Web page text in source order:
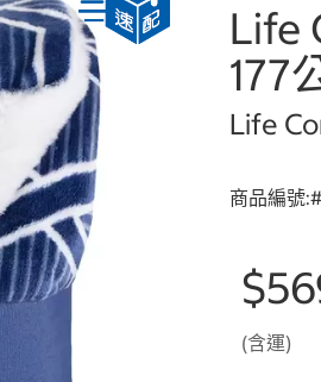
Life
177
Life
商品編號:#
(含運)